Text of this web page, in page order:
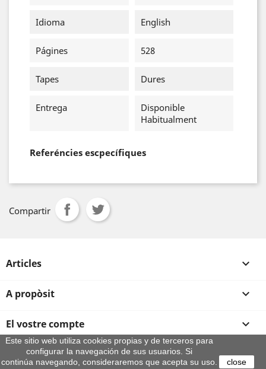
Idioma English
Págines 528
Tapes Dures
Entrega
Disponible
Habitualment
Referéncies escpecífiques
Compartir
Articles 
A propòsit 
El vostre compte 
Informació sobre la botiga
Este sitio web utiliza cookies propias y de terceros para
configurar la navegación de sus usuarios. Si
continúa navegando, consideraremos que acepta su uso.
close